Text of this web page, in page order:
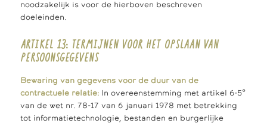
noodzakelijk is voor de hierboven beschreven
doeleinden.
ARTIKEL 13: TERMIJNEN VOOR HET OPSLAAN VAN
PERSOONSGEGEVENS
Bewaring van gegevens voor de duur van de
contractuele relatie:In overeenstemming met artikel 6-5°
van de wet nr. 78-17 van 6 januari 1978 met betrekking
tot informatietechnologie, bestanden en burgerlijke